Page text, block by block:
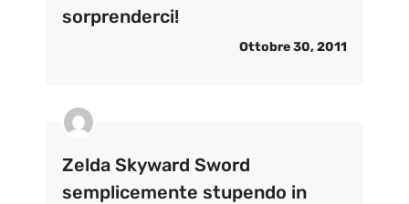
sorprenderci!
Ottobre 30, 2011
Zelda Skyward Sword
semplicemente stupendo in